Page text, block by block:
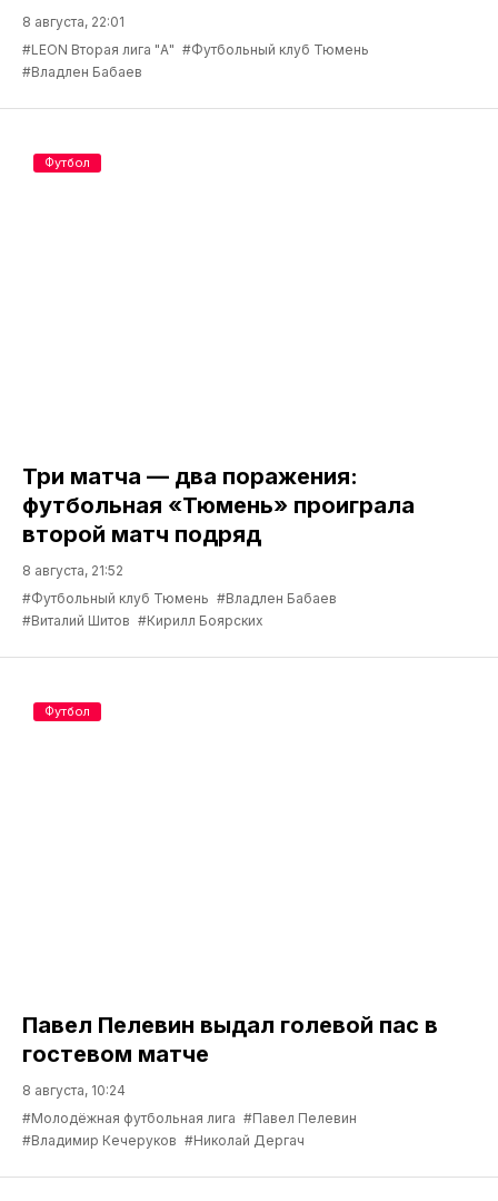
8 августа, 22:01
#LEON Вторая лига "А" #Футбольный клуб Тюмень
#Владлен Бабаев
Три матча — два поражения:
футбольная «Тюмень» проиграла
второй матч подряд
8 августа, 21:52
#Футбольный клуб Тюмень #Владлен Бабаев
#Виталий Шитов #Кирилл Боярских
Футбол
Павел Пелевин выдал голевой пас в
гостевом матче
8 августа, 10:24
#Молодёжная футбольная лига #Павел Пелевин
#Владимир Кечеруков #Николай Дергач
Футбол